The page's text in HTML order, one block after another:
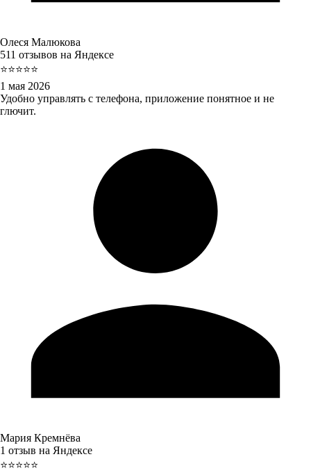
Олеся Малюкова
511 отзывов на Яндексе
⭐⭐⭐⭐⭐
1 мая 2026
Удобно управлять с телефона, приложение понятное и не
глючит.
Мария Кремнёва
1 отзыв на Яндексе
⭐⭐⭐⭐⭐